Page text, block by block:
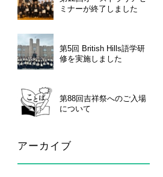
ミナーが終了しました
第5回 British Hills語学研
修を実施しました
第88回吉祥祭へのご入場
について
アーカイブ